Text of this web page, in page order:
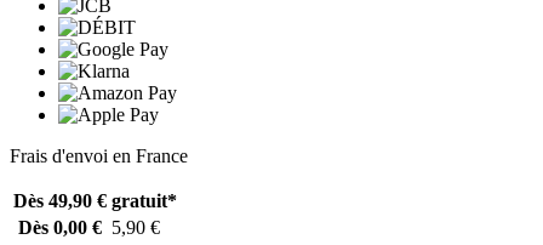
Frais d'envoi en France
Dès 49,90 € gratuit*
Dès 0,00 € 5,90 €